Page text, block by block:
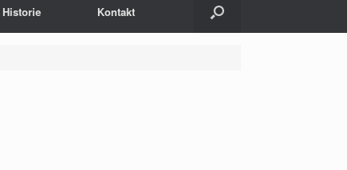
Historie Kontakt